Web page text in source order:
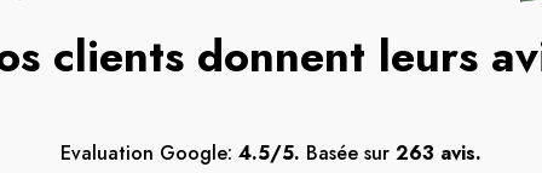
clients donnent leurs
Evaluation Google: 4.5/5. Basée sur 263 avis.